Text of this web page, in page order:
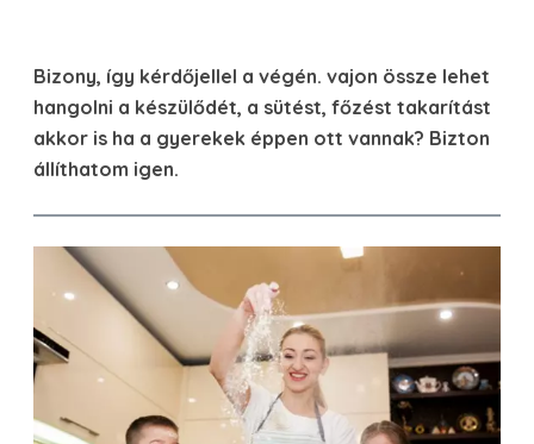
Bizony, így kérdőjellel a végén. vajon össze lehet
hangolni a készülődét, a sütést, főzést takarítást
akkor is ha a gyerekek éppen ott vannak? Bizton
állíthatom igen.